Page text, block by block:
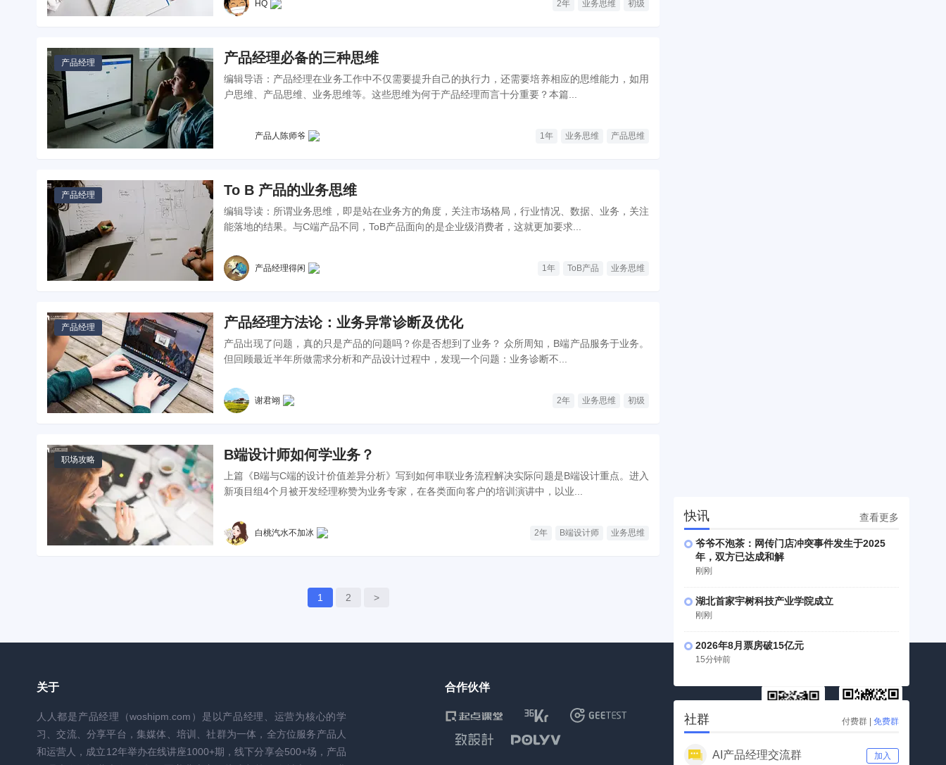
HQ 2年 业务思维 初级
产品经理 产品经理必备的三种思维
编辑导语：产品经理在业务工作中不仅需要提升自己的执行力，还需要培养相应的思维能力，如用
户思维、产品思维、业务思维等。这些思维为何于产品经理而言十分重要？本篇...
产品人陈师爷 1年 业务思维 产品思维
产品经理 To B 产品的业务思维
编辑导读：所谓业务思维，即是站在业务方的角度，关注市场格局，行业情况、数据、业务，关注
能落地的结果。与C端产品不同，ToB产品面向的是企业级消费者，这就更加要求...
产品经理得闲 1年 ToB产品 业务思维
产品经理 产品经理方法论：业务异常诊断及优化
产品出现了问题，真的只是产品的问题吗？你是否想到了业务？ 众所周知，B端产品服务于业务。
但回顾最近半年所做需求分析和产品设计过程中，发现一个问题：业务诊断不...
谢君翊 2年 业务思维 初级
职场攻略 B端设计师如何学业务？
上篇《B端与C端的设计价值差异分析》写到如何串联业务流程解决实际问题是B端设计重点。进入
新项目组4个月被开发经理称赞为业务专家，在各类面向客户的培训演讲中，以业...
白桃汽水不加冰 2年 B端设计师 业务思维
1 2 >
快讯 查看更多
爷爷不泡茶：网传门店冲突事件发生于2025
年，双方已达成和解
刚刚
湖北首家宇树科技产业学院成立
刚刚
2026年8月票房破15亿元
15分钟前
社群 付费群 | 免费群
AI产品经理交流群 加入
关于
人人都是产品经理（woshipm.com）是以产品经理、运营为核心的学
习、交流、分享平台，集媒体、培训、社群为一体，全方位服务产品人
和运营人，成立12年举办在线讲座1000+期，线下分享会500+场，产品
合作伙伴
公众号 视频号